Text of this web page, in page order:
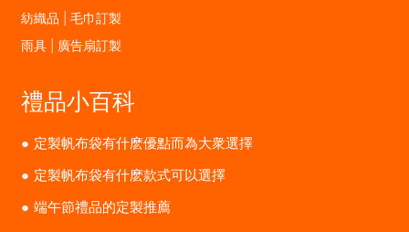
紡織品 | 毛巾訂製
雨具 | 廣告扇訂製
禮品小百科
定製帆布袋有什麽優點而為大衆選擇
定製帆布袋有什麽款式可以選擇
端午節禮品的定製推薦